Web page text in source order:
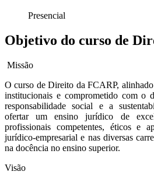
Presencial
Objetivo do curso de
Missão
O curso de Direito da FCARP,
institucionais e comprometido com o
responsabilidade social e a
ofertar um ensino jurídico de
profissionais competentes, éticos e
jurídico-empresarial e nas diversas
na docência no ensino superior.
Visão